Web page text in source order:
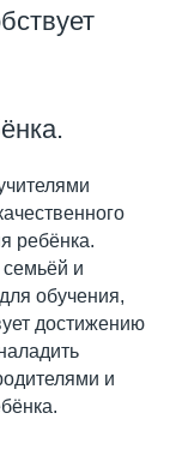
ребёнка.
и
обучения,
достижению
и